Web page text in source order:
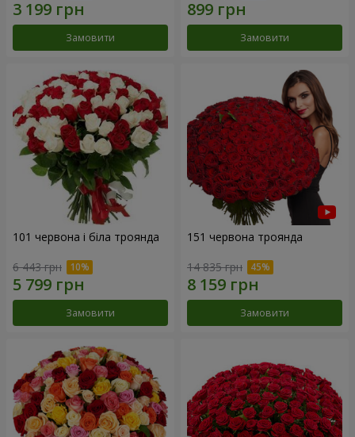
Замовити Замовити
101 червона і біла троянда
6 443 грн
Замовити
151 червона троянда
14 835 грн
Замовити